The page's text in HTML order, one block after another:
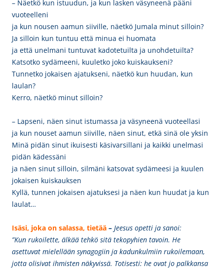
– Näetkö kun istuudun, ja kun lasken väsyneenä pääni
vuoteelleni
ja kun nousen aamun siiville, näetkö Jumala minut silloin?
Ja silloin kun tuntuu että minua ei huomata
ja että unelmani tuntuvat kadotetuilta ja unohdetuilta?
Katsotko sydämeeni, kuuletko joko kuiskaukseni?
Tunnetko jokaisen ajatukseni, näetkö kun huudan, kun
laulan?
Kerro, näetkö minut silloin?
– Lapseni, näen sinut istumassa ja väsyneenä vuoteellasi
ja kun nouset aamun siiville, näen sinut, etkä sinä ole yksin
Minä pidän sinut ikuisesti käsivarsillani ja kaikki unelmasi
pidän kädessäni
ja näen sinut silloin, silmäni katsovat sydämeesi ja kuulen
jokaisen kuiskauksen
Kyllä, tunnen jokaisen ajatuksesi ja näen kun huudat ja kun
laulat…
Isäsi, joka on salassa, tietää – Jeesus opetti ja sanoi:
”Kun rukoilette, älkää tehkö sitä tekopyhien tavoin. He
asettuvat mielellään synagogiin ja kadunkulmiin rukoilemaan,
jotta olisivat ihmisten näkyvissä. Totisesti: he ovat jo palkkansa